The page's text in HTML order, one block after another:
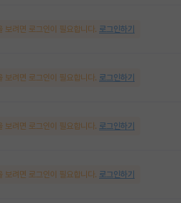
보려면 로그인이 필요합니다. 로그인하기
보려면 로그인이 필요합니다. 로그인하기
보려면 로그인이 필요합니다. 로그인하기
보려면 로그인이 필요합니다. 로그인하기